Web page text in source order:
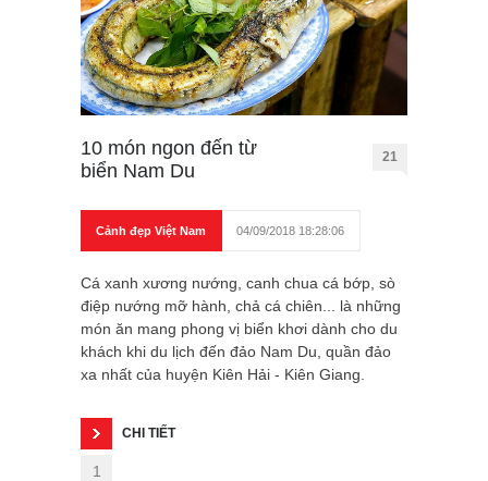
10 món ngon đến từ
biển Nam Du
21
Cảnh đẹp Việt Nam 04/09/2018 18:28:06
Cá xanh xương nướng, canh chua cá bớp, sò
điệp nướng mỡ hành, chả cá chiên... là những
món ăn mang phong vị biển khơi dành cho du
khách khi du lịch đến đảo Nam Du, quần đảo
xa nhất của huyện Kiên Hải - Kiên Giang.
CHI TIẾT
1